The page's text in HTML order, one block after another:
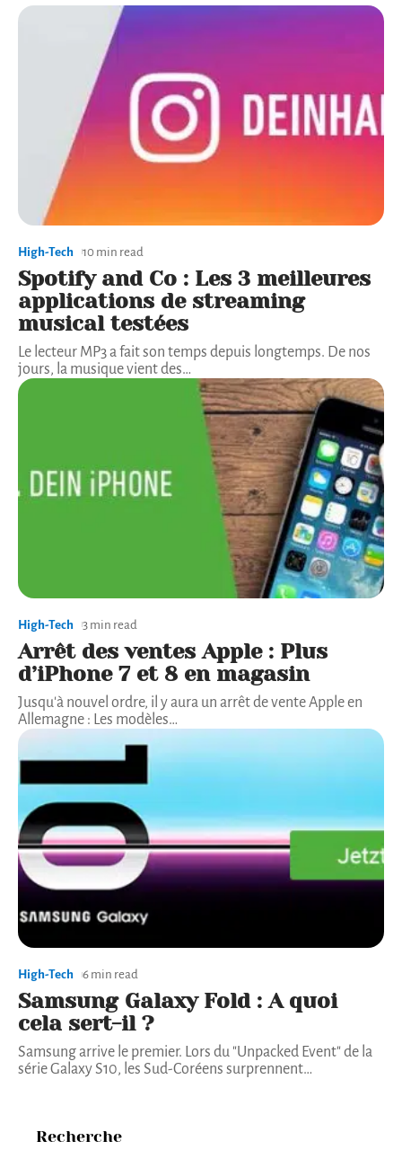
High-Tech 10 min read
Spotify and Co : Les 3 meilleures
applications de streaming
musical testées
Le lecteur MP3 a fait son temps depuis longtemps. De nos
jours, la musique vient des…
High-Tech 3 min read
Arrêt des ventes Apple : Plus
d’iPhone 7 et 8 en magasin
Jusqu'à nouvel ordre, il y aura un arrêt de vente Apple en
Allemagne : Les modèles…
High-Tech 6 min read
Samsung Galaxy Fold : A quoi
cela sert-il ?
Samsung arrive le premier. Lors du "Unpacked Event" de la
série Galaxy S10, les Sud-Coréens surprennent…
Recherche